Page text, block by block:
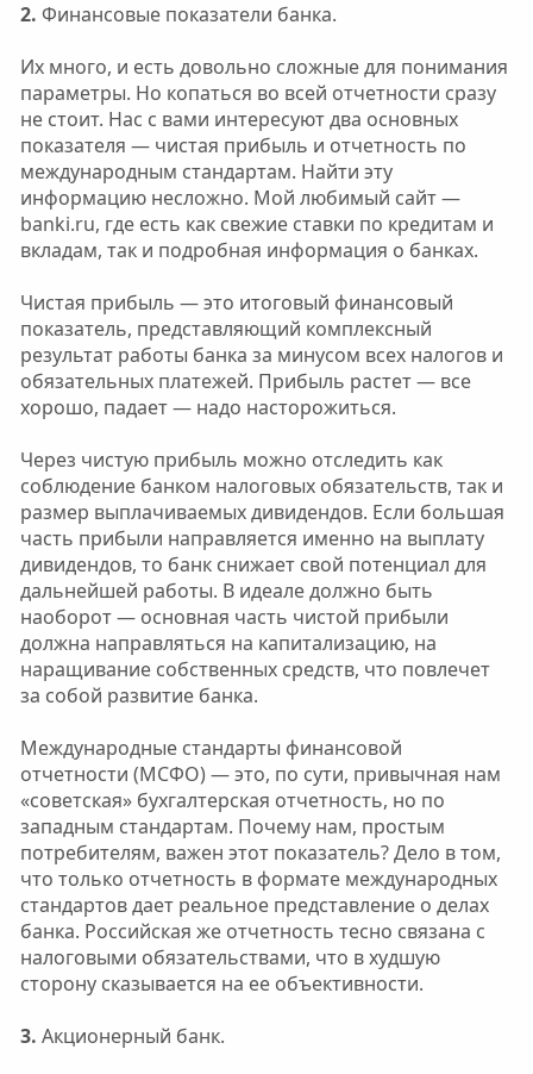
2. Финансовые показатели банка.
Их много, и есть довольно сложные для понимания
параметры. Но копаться во всей отчетности сразу
не стоит. Нас с вами интересуют два основных
показателя — чистая прибыль и отчетность по
международным стандартам. Найти эту
информацию несложно. Мой любимый сайт —
banki.ru, где есть как свежие ставки по кредитам и
вкладам, так и подробная информация о банках.
Чистая прибыль — это итоговый финансовый
показатель, представляющий комплексный
результат работы банка за минусом всех налогов и
обязательных платежей. Прибыль растет — все
хорошо, падает — надо насторожиться.
Через чистую прибыль можно отследить как
соблюдение банком налоговых обязательств, так и
размер выплачиваемых дивидендов. Если большая
часть прибыли направляется именно на выплату
дивидендов, то банк снижает свой потенциал для
дальнейшей работы. В идеале должно быть
наоборот — основная часть чистой прибыли
должна направляться на капитализацию, на
наращивание собственных средств, что повлечет
за собой развитие банка.
Международные стандарты финансовой
отчетности (МСФО) — это, по сути, привычная нам
«советская» бухгалтерская отчетность, но по
западным стандартам. Почему нам, простым
потребителям, важен этот показатель? Дело в том,
что только отчетность в формате международных
стандартов дает реальное представление о делах
банка. Российская же отчетность тесно связана с
налоговыми обязательствами, что в худшую
сторону сказывается на ее объективности.
3. Акционерный банк.